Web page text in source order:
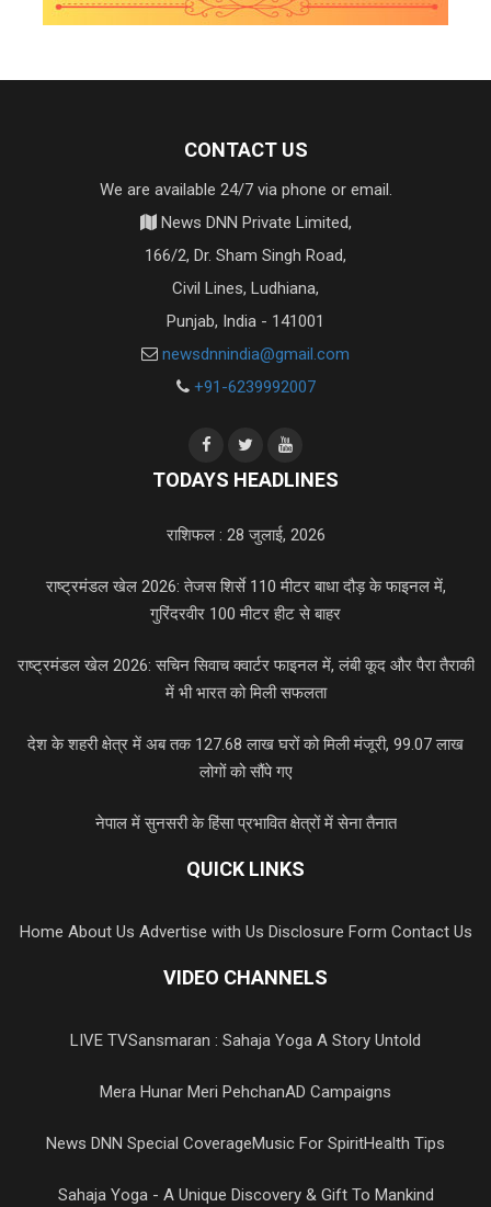
CONTACT US
We are available 24/7 via phone or email.
News DNN Private Limited,
166/2, Dr. Sham Singh Road,
Civil Lines, Ludhiana,
Punjab, India - 141001
newsdnnindia@gmail.com
+91-6239992007
TODAYS HEADLINES
राशिफल : 28 जुलाई, 2026
राष्ट्रमंडल खेल 2026: तेजस शिर्से 110 मीटर बाधा दौड़ के फाइनल में,
गुरिंदरवीर 100 मीटर हीट से बाहर
राष्ट्रमंडल खेल 2026: सचिन सिवाच क्वार्टर फाइनल में, लंबी कूद और पैरा तैराकी
में भी भारत को मिली सफलता
देश के शहरी क्षेत्र में अब तक 127.68 लाख घरों को मिली मंजूरी, 99.07 लाख
लोगों को सौंपे गए
नेपाल में सुनसरी के हिंसा प्रभावित क्षेत्रों में सेना तैनात
QUICK LINKS
Home About Us Advertise with Us Disclosure Form Contact Us
VIDEO CHANNELS
LIVE TVSansmaran : Sahaja Yoga A Story Untold
Mera Hunar Meri PehchanAD Campaigns
News DNN Special CoverageMusic For SpiritHealth Tips
Sahaja Yoga - A Unique Discovery & Gift To Mankind